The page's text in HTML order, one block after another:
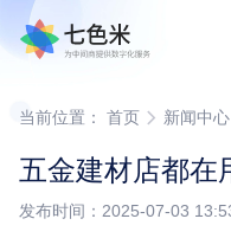
首页
产品
当前位置： 首页 新闻中心
五金建材店都在
发布时间：2025-07-03